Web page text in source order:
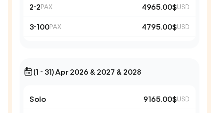
2-2PAX 4965.00$USD
3-100PAX 4795.00$USD
(1 - 31) Apr 2026 & 2027 & 2028
Solo 9165.00$USD